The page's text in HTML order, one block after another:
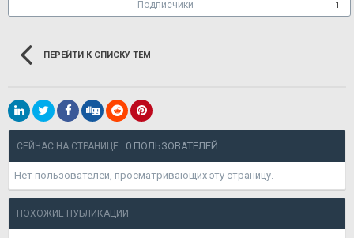
Подписчики 1
ПЕРЕЙТИ К СПИСКУ ТЕМ
СЕЙЧАС НА СТРАНИЦЕ 0 ПОЛЬЗОВАТЕЛЕЙ
Нет пользователей, просматривающих эту страницу.
ПОХОЖИЕ ПУБЛИКАЦИИ